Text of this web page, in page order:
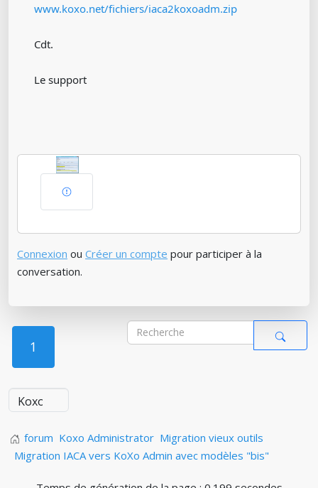
www.koxo.net/fichiers/iaca2koxoadm.zip
Cdt.
Le support
Connexion ou Créer un compte pour participer à la
conversation.
1
forum Koxo Administrator Migration vieux outils
Migration IACA vers KoXo Admin avec modèles "bis"